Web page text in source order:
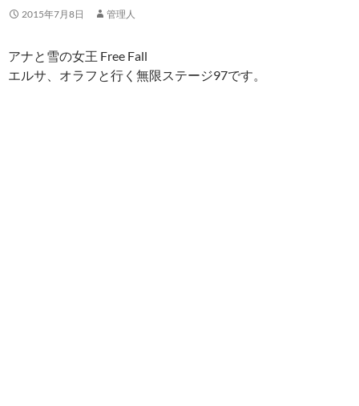
2015年7月8日 管理人
アナと雪の女王 Free Fall
エルサ、オラフと行く無限ステージ97です。